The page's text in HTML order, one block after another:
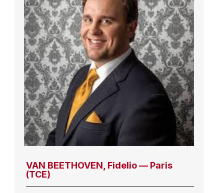
VAN BEETHOVEN, Fidelio — Paris
(TCE)